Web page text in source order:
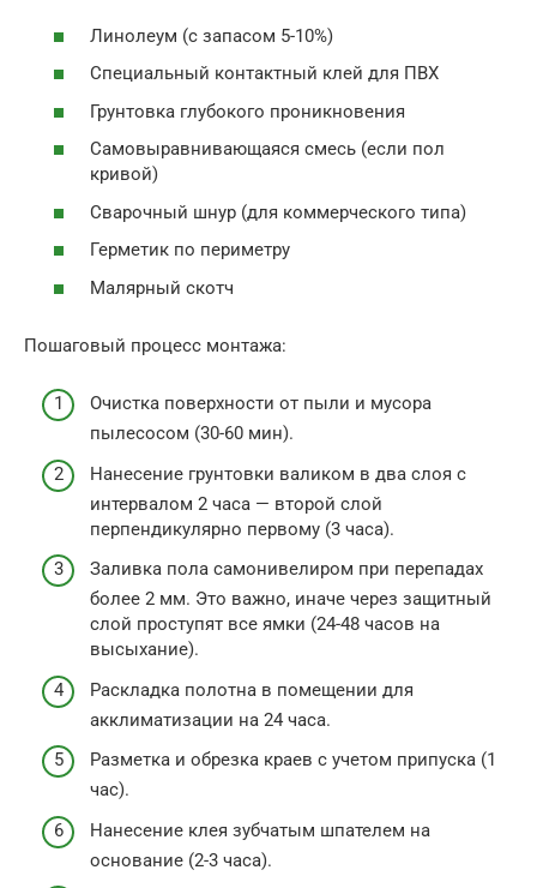
Линолеум (с запасом 5-10%)
Специальный контактный клей для ПВХ
Грунтовка глубокого проникновения
Самовыравнивающаяся смесь (если пол
кривой)
Сварочный шнур (для коммерческого типа)
Герметик по периметру
Малярный скотч
Пошаговый процесс монтажа:
Очистка поверхности от пыли и мусора
пылесосом (30-60 мин).
Нанесение грунтовки валиком в два слоя с
интервалом 2 часа — второй слой
перпендикулярно первому (3 часа).
Заливка пола самонивелиром при перепадах
более 2 мм. Это важно, иначе через защитный
слой проступят все ямки (24-48 часов на
высыхание).
Раскладка полотна в помещении для
акклиматизации на 24 часа.
Разметка и обрезка краев с учетом припуска (1
час).
Нанесение клея зубчатым шпателем на
основание (2-3 часа).